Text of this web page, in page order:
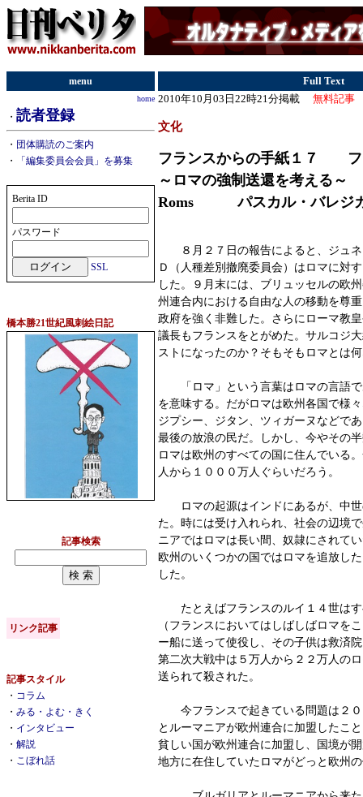
menu
home
・ 読者登録
・ 団体購読のご案内
・
「編集委員会会員」を募集
Berita ID
パスワード
SSL
橋本勝21世紀風刺絵日記
記事検索
リンク記事
記事スタイル
・ コラム
・ みる・よむ・きく
・ インタビュー
・ 解説
・ こぼれ話
Full Text
2010年10月03日22時21分掲載 無料記事
文化
フランスからの手紙１７
～ロマの強制送還を考える
Roms パスカル・バレジ
８月２７日の報告によると、ジュネ
Ｄ（人種差別撤廃委員会）はロマに対
した。９月末には、ブリュッセルの欧
州連合内における自由な人の移動を尊
政府を強く非難した。さらにローマ教
議長もフランスをとがめた。サルコジ
ストになったのか？そもそもロマとは
「ロマ」という言葉はロマの言語で
を意味する。だがロマは欧州各国で様
ジプシー、ジタン、ツィガーヌなどで
最後の放浪の民だ。しかし、今やその
ロマは欧州のすべての国に住んでいる
人から１０００万人ぐらいだろう。
ロマの起源はインドにあるが、中世
た。時には受け入れられ、社会の辺境
ニアではロマは長い間、奴隷にされて
欧州のいくつかの国ではロマを追放し
した。
たとえばフランスのルイ１４世はす
（フランスにおいてはしばしばロマを
ー船に送って使役し、その子供は救済
第二次大戦中は５万人から２２万人の
送られて殺された。
今フランスで起きている問題は２０
とルーマニアが欧州連合に加盟したこ
貧しい国が欧州連合に加盟し、国境が
地方に在住していたロマがどっと欧州